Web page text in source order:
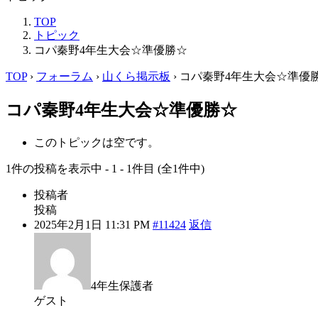
TOP
トピック
コパ秦野4年生大会☆準優勝☆
TOP › フォーラム › 山くら掲示板 › コパ秦野4年生大会☆準優
コパ秦野4年生大会☆準優勝☆
このトピックは空です。
1件の投稿を表示中 - 1 - 1件目 (全1件中)
投稿者
投稿
2025年2月1日 11:31 PM #11424 返信
4年生保護者
ゲスト